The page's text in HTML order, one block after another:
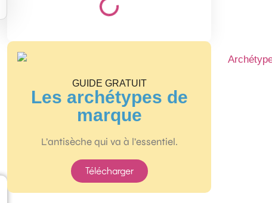
GUIDE GRATUIT
Les archétypes de
marque
L’antisèche qui va à l’essentiel.
Télécharger